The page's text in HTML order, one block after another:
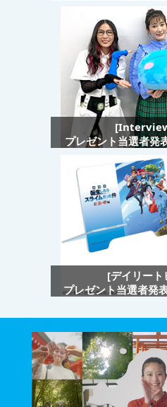
プレゼント当選者発
[デイリート
プレゼント当選者発